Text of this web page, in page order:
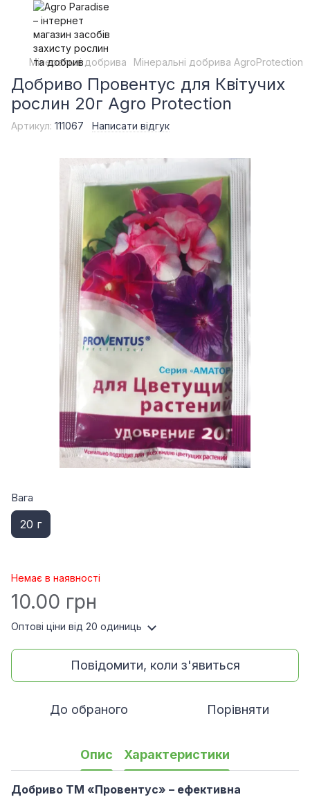
Мінеральні добрива Мінеральні добрива AgroProtection
Добриво Провентус для Квітучих
рослин 20г Agro Protection
Артикул: 111067 Написати відгук
Вага
20 г
Немає в наявності
10.00 грн
Оптові ціни від 20 одиниць
Повідомити, коли з'явиться
До обраного Порівняти
Опис Характеристики
Добриво ТМ «Провентус» – ефективна